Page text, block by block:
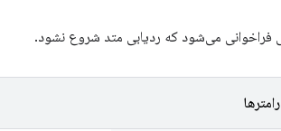
فراخوانی می‌شود که ردیابی متد شروع نشود.